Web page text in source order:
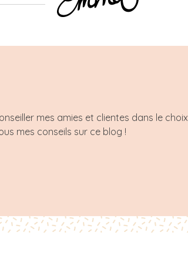
mes amies et clientes dans le choix
mes conseils sur ce blog !